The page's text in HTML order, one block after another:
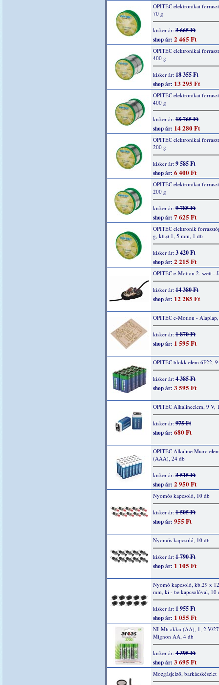
OPITEC elektronikai
70 g
kisker ár: 3 665 Ft
shop ár: 2 465 Ft
OPITEC elektronikai
400 g
kisker ár: 18 355 Ft
shop ár: 13 295 Ft
OPITEC elektronikai
400 g
kisker ár: 18 765 Ft
shop ár: 14 280 Ft
OPITEC elektronikai
200 g
kisker ár: 9 585 Ft
shop ár: 6 400 Ft
OPITEC elektronikai
200 g
kisker ár: 9 785 Ft
shop ár: 7 625 Ft
OPITEC elektronik
g, kb.ø 1, 5 mm, 1 db
kisker ár: 3 420 Ft
shop ár: 2 215 Ft
OPITEC e-Motion 2. szett -
kisker ár: 14 380 Ft
shop ár: 12 285 Ft
OPITEC e-Motion -
kisker ár: 1 870 Ft
shop ár: 1 595 Ft
OPITEC blokk elem 6F22,
kisker ár: 4 385 Ft
shop ár: 3 595 Ft
OPITEC Alkalineelem, 9 V,
kisker ár: 975 Ft
shop ár: 680 Ft
OPITEC Alkaline Micro
(AAA), 24 db
kisker ár: 3 515 Ft
shop ár: 2 950 Ft
Nyomós kapcsoló, 10 db
kisker ár: 1 505 Ft
shop ár: 955 Ft
Nyomós kapcsoló, 10 db
kisker ár: 1 790 Ft
shop ár: 1 105 Ft
Nyomó kapcsoló, kb.29 x
mm, ki - be kapcsolóval, 10
kisker ár: 1 955 Ft
shop ár: 1 055 Ft
NI-Mh akku (AA), 1, 2 V/
Mignon AA, 4 db
kisker ár: 4 395 Ft
shop ár: 3 695 Ft
Mozgásjelző, barkácskészlet